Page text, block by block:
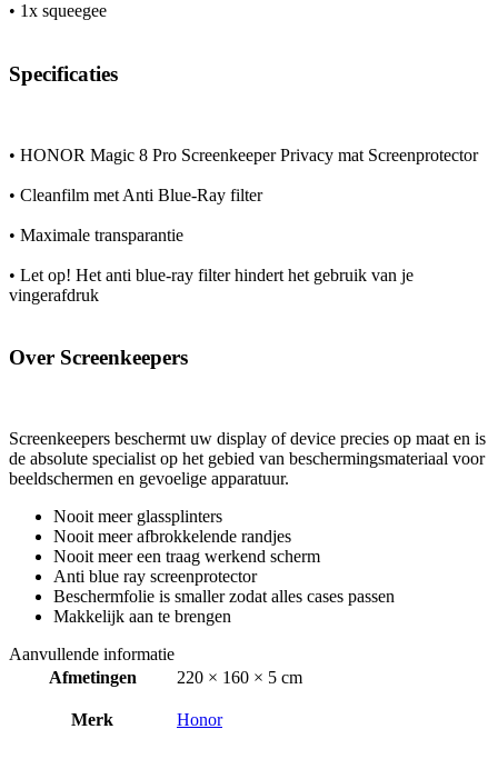
• 1x squeegee
Specificaties
• HONOR Magic 8 Pro Screenkeeper Privacy mat Screenprotector
• Cleanfilm met Anti Blue-Ray filter
• Maximale transparantie
• Let op! Het anti blue-ray filter hindert het gebruik van je
vingerafdruk
Over Screenkeepers
Screenkeepers beschermt uw display of device precies op maat en is
de absolute specialist op het gebied van beschermingsmateriaal voor
beeldschermen en gevoelige apparatuur.
Nooit meer glassplinters
Nooit meer afbrokkelende randjes
Nooit meer een traag werkend scherm
Anti blue ray screenprotector
Beschermfolie is smaller zodat alles cases passen
Makkelijk aan te brengen
Aanvullende informatie
Afmetingen
220 × 160 × 5 cm
Merk Honor